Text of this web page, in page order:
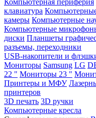
Компьютерная периферия
клавиатура
камеры Компьютерные
Компьютерные
диски Планшеты
разъемы, переходники
USB-накопители и
Мониторы Samsung LG
22 " Мониторы 23 "
Принтеры и МФУ
принтеров
3D печать 3D ручки
Компьютерные кресла